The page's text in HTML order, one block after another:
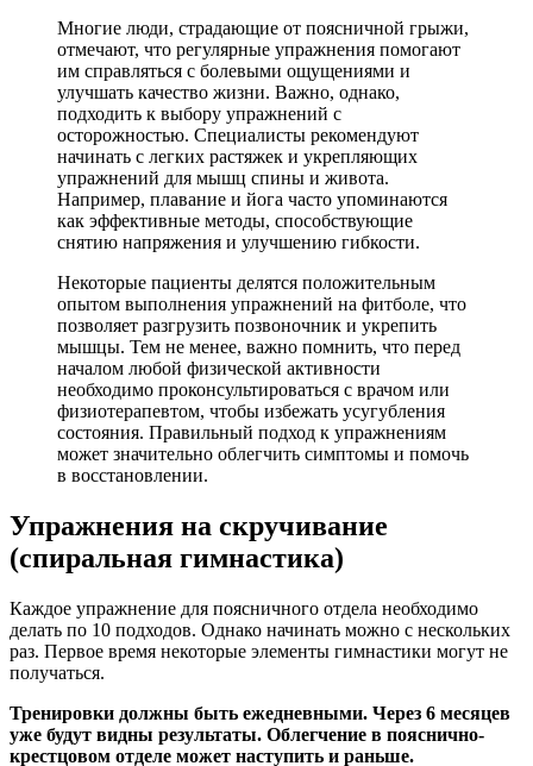
Многие люди, страдающие от поясничной грыжи,
отмечают, что регулярные упражнения помогают
им справляться с болевыми ощущениями и
улучшать качество жизни. Важно, однако,
подходить к выбору упражнений с
осторожностью. Специалисты рекомендуют
начинать с легких растяжек и укрепляющих
упражнений для мышц спины и живота.
Например, плавание и йога часто упоминаются
как эффективные методы, способствующие
снятию напряжения и улучшению гибкости.
Некоторые пациенты делятся положительным
опытом выполнения упражнений на фитболе, что
позволяет разгрузить позвоночник и укрепить
мышцы. Тем не менее, важно помнить, что перед
началом любой физической активности
необходимо проконсультироваться с врачом или
физиотерапевтом, чтобы избежать усугубления
состояния. Правильный подход к упражнениям
может значительно облегчить симптомы и помочь
в восстановлении.
Упражнения на скручивание
(спиральная гимнастика)
Каждое упражнение для поясничного отдела необходимо
делать по 10 подходов. Однако начинать можно с нескольких
раз. Первое время некоторые элементы гимнастики могут не
получаться.
Тренировки должны быть ежедневными. Через 6 месяцев
уже будут видны результаты. Облегчение в пояснично-
крестцовом отделе может наступить и раньше.